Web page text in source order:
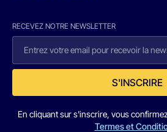
RECEVEZ NOTRE NEWSLETTER
S'INSCRIRE
En cliquant sur s'inscrire, vous
Termes et